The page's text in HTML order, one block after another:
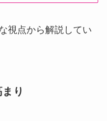
視点から解説してい
り